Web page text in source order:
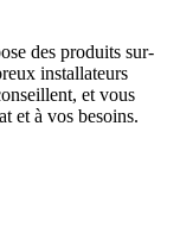
des produits sur-
installateurs
et vous
et à vos besoins.